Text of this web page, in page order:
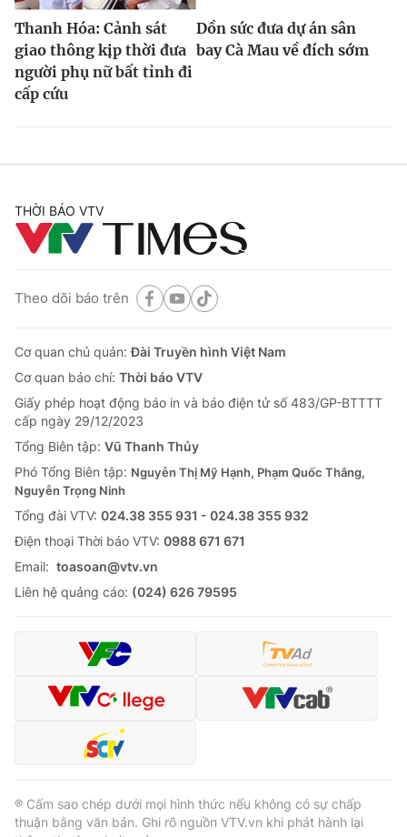
Thanh Hóa: Cảnh sát
giao thông kịp thời đưa
người phụ nữ bất tỉnh đi
cấp cứu
Dồn sức đưa dự án sân
bay Cà Mau về đích sớm
THỜI BÁO VTV
Theo dõi báo trên
Cơ quan chủ quản:Đài Truyền hình Việt Nam
Cơ quan báo chí: Thời báo VTV
Giấy phép hoạt động báo in và báo điện tử số 483/GP-BTTTT
cấp ngày 29/12/2023
Tổng Biên tập: Vũ Thanh Thủy
Phó Tổng Biên tập: Nguyễn Thị Mỹ Hạnh, Phạm Quốc Thắng,
Nguyễn Trọng Ninh
Tổng đài VTV: 024.38 355 931 - 024.38 355 932
Ðiện thoại Thời báo VTV: 0988 671 671
Email: toasoan@vtv.vn
Liên hệ quảng cáo: (024) 626 79595
® Cấm sao chép dưới mọi hình thức nếu không có sự chấp
thuận bằng văn bản. Ghi rõ nguồn VTV.vn khi phát hành lại